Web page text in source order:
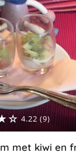
4.22 (9)
met kiwi en